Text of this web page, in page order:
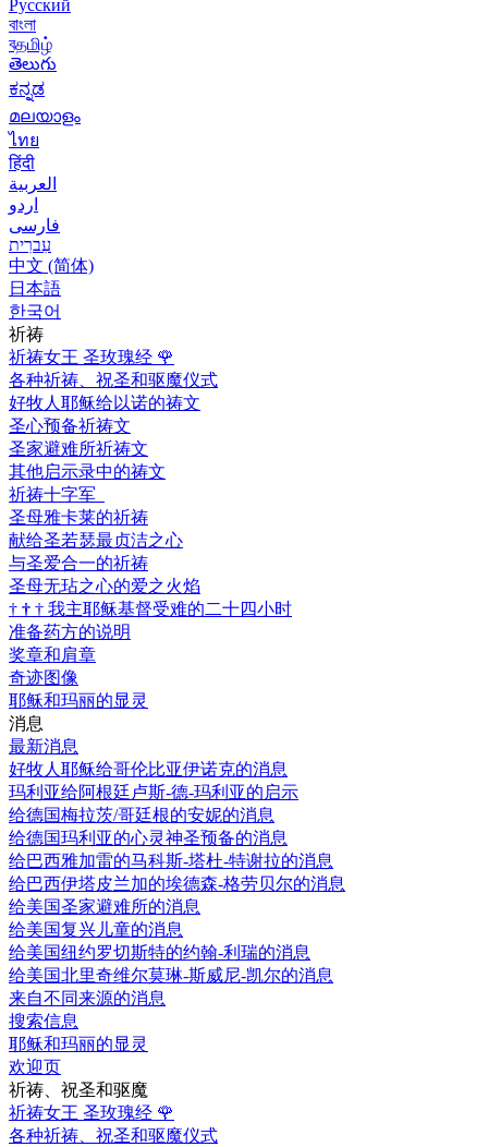
Русский
বাংলা
বதமிழ்
తెలుగు
ಕನ್ನಡ
മലയാളം
ไทย
हिंदी
العربية
اردو
فارسی
עִברִית
中文 (简体)
日本語
한국어
祈祷
祈祷女王 圣玫瑰经 🌹
各种祈祷、祝圣和驱魔仪式
好牧人耶稣给以诺的祷文
圣心预备祈祷文
圣家避难所祈祷文
其他启示录中的祷文
祈祷十字军
圣母雅卡莱的祈祷
献给圣若瑟最贞洁之心
与圣爱合一的祈祷
圣母无玷之心的爱之火焰
† † † 我主耶稣基督受难的二十四小时
准备药方的说明
奖章和肩章
奇迹图像
耶稣和玛丽的显灵
消息
最新消息
好牧人耶稣给哥伦比亚伊诺克的消息
玛利亚给阿根廷卢斯-德-玛利亚的启示
给德国梅拉茨/哥廷根的安妮的消息
给德国玛利亚的心灵神圣预备的消息
给巴西雅加雷的马科斯-塔杜-特谢拉的消息
给巴西伊塔皮兰加的埃德森-格劳贝尔的消息
给美国圣家避难所的消息
给美国复兴儿童的消息
给美国纽约罗切斯特的约翰-利瑞的消息
给美国北里奇维尔莫琳-斯威尼-凯尔的消息
来自不同来源的消息
搜索信息
耶稣和玛丽的显灵
欢迎页
祈祷、祝圣和驱魔
祈祷女王 圣玫瑰经 🌹
各种祈祷、祝圣和驱魔仪式